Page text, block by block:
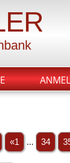
«1 ... 34